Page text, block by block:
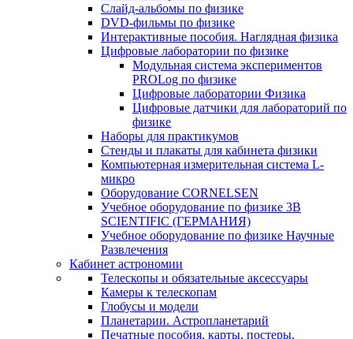
Слайд-альбомы по физике
DVD-фильмы по физике
Интерактивные пособия. Наглядная физика
Цифровые лаборатории по физике
Модульная система экспериментов
PROLog по физике
Цифровые лаборатории Физика
Цифровые датчики для лабораторий по
физике
Наборы для практикумов
Стенды и плакаты для кабинета физики
Компьютерная измерительная система L-
микро
Оборудование CORNELSEN
Учебное оборудование по физике 3B
SCIENTIFIC (ГЕРМАНИЯ)
Учебное оборудование по физике Научные
Развлечения
Кабинет астрономии
Телескопы и обязательные аксессуары
Камеры к телескопам
Глобусы и модели
Планетарии. Астропланетарий
Печатные пособия, карты, постеры,